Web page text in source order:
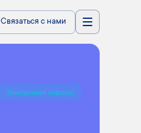
Связаться с нами
Электронная подпись